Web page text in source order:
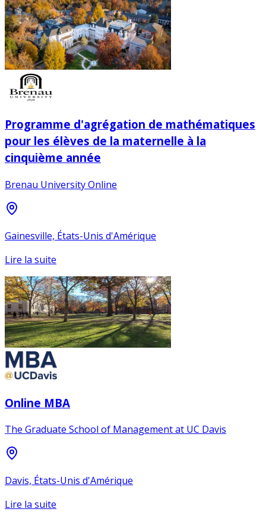
Programme d'agrégation de mathématiques
pour les élèves de la maternelle à la
cinquième année
Brenau University Online
Gainesville, États-Unis d'Amérique
Lire la suite
Online MBA
The Graduate School of Management at UC Davis
Davis, États-Unis d'Amérique
Lire la suite